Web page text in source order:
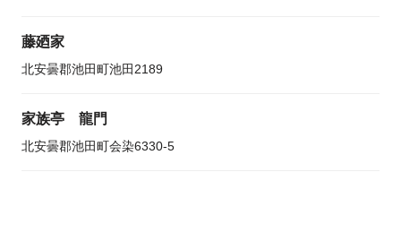
藤廼家
北安曇郡池田町池田2189
家族亭 龍門
北安曇郡池田町会染6330-5